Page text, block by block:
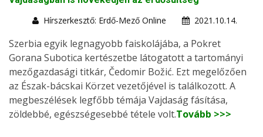
Hírszerkesztő: Erdő-Mező Online
2021.10.14.
Szerbia egyik legnagyobb faiskolájába, a Pokret
Gorana Subotica kertészetbe látogatott a tartományi
mezőgazdasági titkár, Čedomir Božić. Ezt megelőzően
az Észak-bácskai Körzet vezetőjével is találkozott. A
megbeszélések legfőbb témája Vajdaság fásítása,
zöldebbé, egészségesebbé tétele volt.Tovább >>>